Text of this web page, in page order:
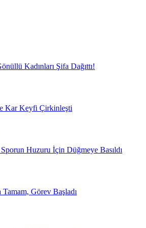
Kadınları Şifa Dağıttı!
Kar Keyfi Çirkinleşti
Huzuru İçin Düğmeye Basıldı
Tamam, Görev Başladı